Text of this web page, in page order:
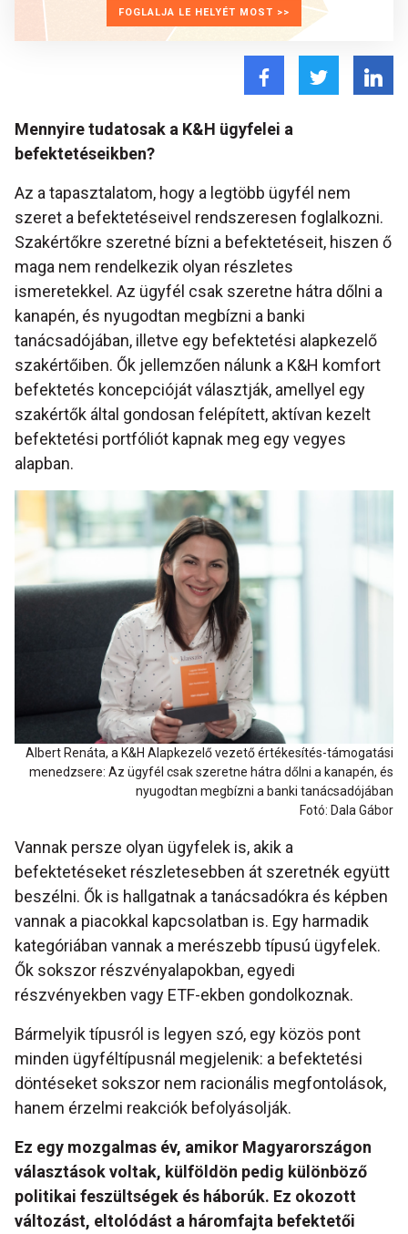
FOGLALJA LE HELYÉT MOST >>
Mennyire tudatosak a K&H ügyfelei a
befektetéseikben?
Az a tapasztalatom, hogy a legtöbb ügyfél nem
szeret a befektetéseivel rendszeresen foglalkozni.
Szakértőkre szeretné bízni a befektetéseit, hiszen ő
maga nem rendelkezik olyan részletes
ismeretekkel. Az ügyfél csak szeretne hátra dőlni a
kanapén, és nyugodtan megbízni a banki
tanácsadójában, illetve egy befektetési alapkezelő
szakértőiben. Ők jellemzően nálunk a K&H komfort
befektetés koncepcióját választják, amellyel egy
szakértők által gondosan felépített, aktívan kezelt
befektetési portfóliót kapnak meg egy vegyes
alapban.
Albert Renáta, a K&H Alapkezelő vezető értékesítés-támogatási
menedzsere: Az ügyfél csak szeretne hátra dőlni a kanapén, és
nyugodtan megbízni a banki tanácsadójában
Fotó: Dala Gábor
Vannak persze olyan ügyfelek is, akik a
befektetéseket részletesebben át szeretnék együtt
beszélni. Ők is hallgatnak a tanácsadókra és képben
vannak a piacokkal kapcsolatban is. Egy harmadik
kategóriában vannak a merészebb típusú ügyfelek.
Ők sokszor részvényalapokban, egyedi
részvényekben vagy ETF-ekben gondolkoznak.
Bármelyik típusról is legyen szó, egy közös pont
minden ügyféltípusnál megjelenik: a befektetési
döntéseket sokszor nem racionális megfontolások,
hanem érzelmi reakciók befolyásolják.
Ez egy mozgalmas év, amikor Magyarországon
választások voltak, külföldön pedig különböző
politikai feszültségek és háborúk. Ez okozott
változást, eltolódást a háromfajta befektetői